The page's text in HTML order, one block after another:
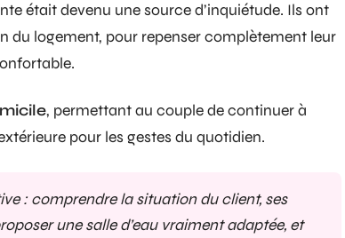
était devenu une source d’inquiétude. Ils ont
du logement, pour repenser complètement leur
, permettant au couple de continuer à
pour les gestes du quotidien.
: comprendre la situation du client, ses
une salle d’eau vraiment adaptée, et